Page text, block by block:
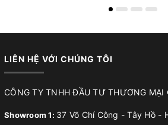
LIÊN HỆ VỚI CHÚNG TÔI
CÔNG TY TNHH ĐẦU TƯ THƯƠNG MẠI
Showroom 1: 37 Võ Chí Công - Tây Hồ -